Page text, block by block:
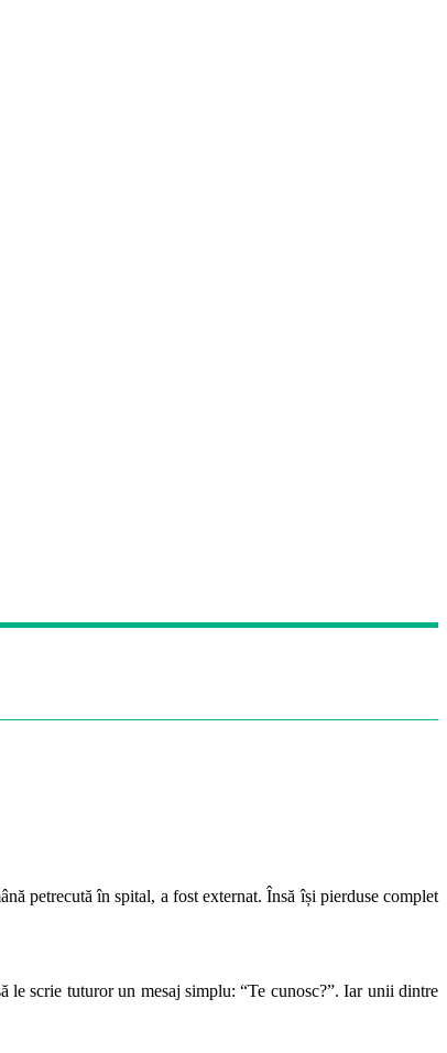
petrecută în spital, a fost externat. Însă își pierduse complet
scrie tuturor un mesaj simplu: “Te cunosc?”. Iar unii dintre